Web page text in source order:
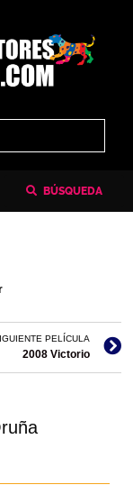
BÚSQUEDA
PELÍCULA
2008 Victorio